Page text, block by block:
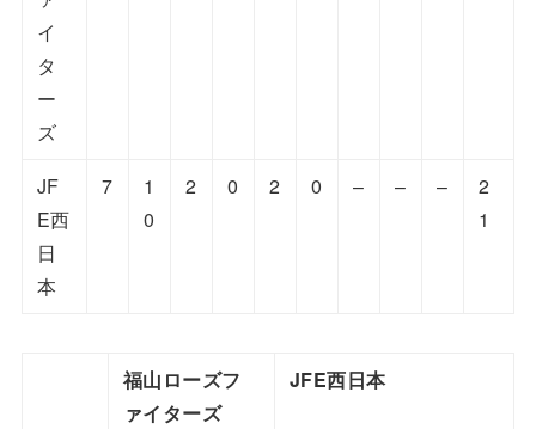
イ
タ
ー
ズ
JF
E西
日
本
7
1
0
2 0 2 0 – – –
2
1
福山ローズフ
ァイターズ
JFE西日本